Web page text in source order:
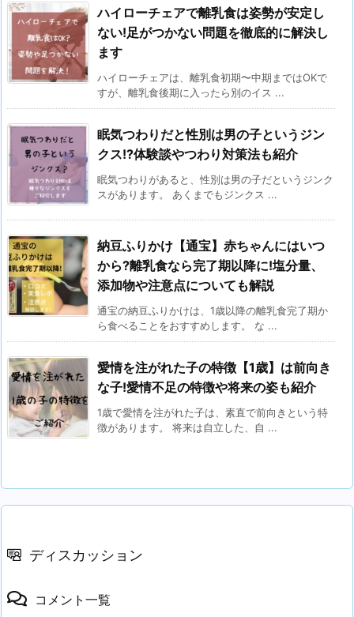
ハイローチェアで離乳食は姿勢が安定し
ない!足がつかない問題を徹底的に解決し
ます
ハイローチェアは、離乳食初期〜中期まではOKで
すが、離乳食後期に入ったら別のイス ...
眠気つわりだと性別は男の子というジン
クス!?体験談やつわり対策法も紹介
眠気つわりがあると、性別は男の子だというジンク
スがあります。 あくまでもジンクス ...
納豆ふりかけ【通宝】赤ちゃんにはいつ
から?離乳食なら完了期以降に!塩分量、
添加物や注意点についても解説
通宝の納豆ふりかけは、1歳以降の離乳食完了期か
ら食べることをおすすめします。 な ...
愛情を注がれた子の特徴【1歳】は前向き
な子!愛情不足の特徴や将来の姿も紹介
1歳で愛情を注がれた子は、素直で前向きという特
徴があります。 将来は自立した、自 ...
ディスカッション
コメント一覧